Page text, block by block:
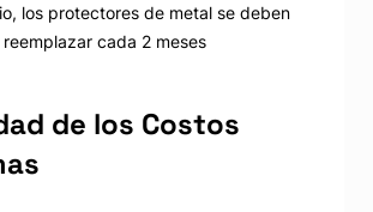
los protectores de metal se deben
reemplazar cada 2 meses
de los Costos